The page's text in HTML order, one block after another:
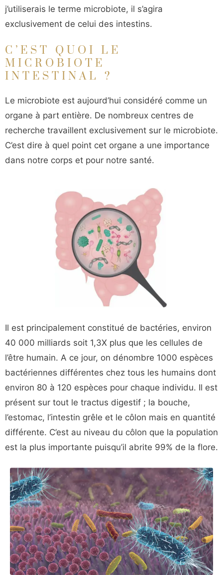
j’utiliserais le terme microbiote, il s’agira
exclusivement de celui des intestins.
C’EST QUOI LE
MICROBIOTE
INTESTINAL ?
Le microbiote est aujourd’hui considéré comme un
organe à part entière. De nombreux centres de
recherche travaillent exclusivement sur le microbiote.
C’est dire à quel point cet organe a une importance
dans notre corps et pour notre santé.
Il est principalement constitué de bactéries, environ
40 000 milliards soit 1,3X plus que les cellules de
l’être humain. A ce jour, on dénombre 1000 espèces
bactériennes différentes chez tous les humains dont
environ 80 à 120 espèces pour chaque individu. Il est
présent sur tout le tractus digestif ; la bouche,
l’estomac, l’intestin grêle et le côlon mais en quantité
différente. C’est au niveau du côlon que la population
est la plus importante puisqu’il abrite 99% de la flore.